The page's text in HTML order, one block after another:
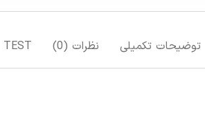
توضیحات تکمیلی نظرات (0) TEST